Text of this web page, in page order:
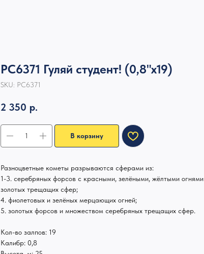
РС6371 Гуляй студент! (0,8"х19)
SKU: РС6371
2 350 р.
В корзину
Разноцветные кометы разрываются сферами из:
1-3. серебряных форсов с красными, зелёными, жёлтыми
золотых трещащих сфер;
4. фиолетовых и зелёных мерцающих огней;
5. золотых форсов и множеством серебряных трещащих сфер.
Кол-во залпов: 19
Калибр: 0,8